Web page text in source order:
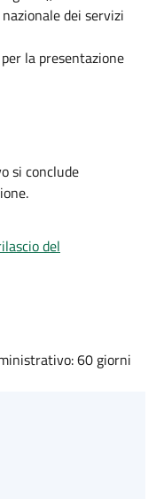
dei servizi
la presentazione
si conclude
del
60 giorni